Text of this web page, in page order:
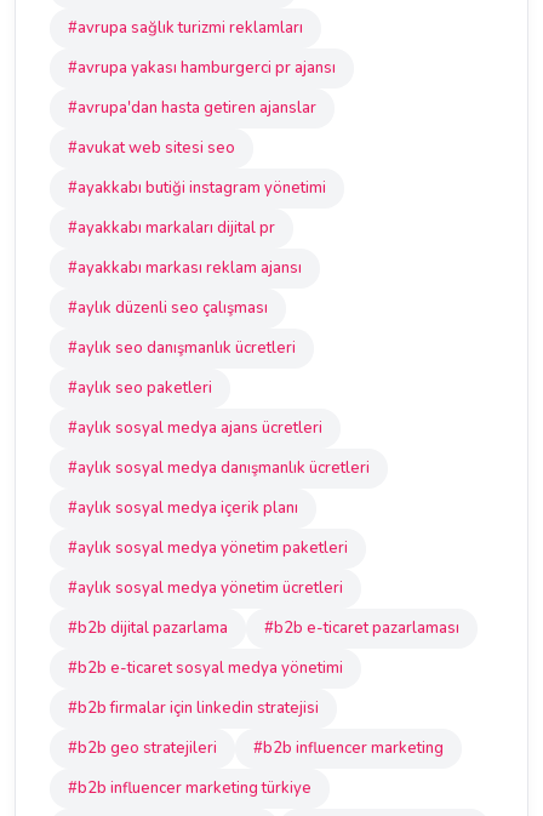
#avrupa sağlık turizmi reklamları
#avrupa yakası hamburgerci pr ajansı
#avrupa'dan hasta getiren ajanslar
#avukat web sitesi seo
#ayakkabı butiği instagram yönetimi
#ayakkabı markaları dijital pr
#ayakkabı markası reklam ajansı
#aylık düzenli seo çalışması
#aylık seo danışmanlık ücretleri
#aylık seo paketleri
#aylık sosyal medya ajans ücretleri
#aylık sosyal medya danışmanlık ücretleri
#aylık sosyal medya içerik planı
#aylık sosyal medya yönetim paketleri
#aylık sosyal medya yönetim ücretleri
#b2b dijital pazarlama
#b2b e-ticaret pazarlaması
#b2b e-ticaret sosyal medya yönetimi
#b2b firmalar için linkedin stratejisi
#b2b geo stratejileri
#b2b influencer marketing
#b2b influencer marketing türkiye